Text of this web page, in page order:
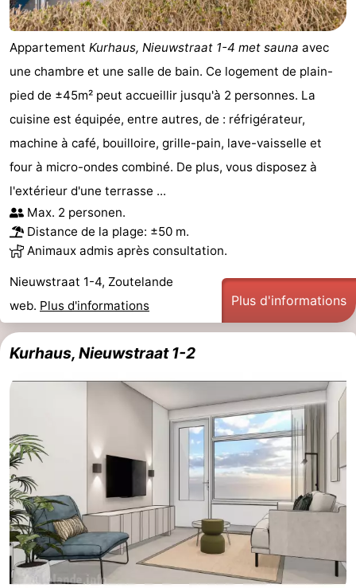
Appartement Kurhaus, Nieuwstraat 1-4 met sauna avec
une chambre et une salle de bain. Ce logement de plain-
pied de ±45m² peut accueillir jusqu'à 2 personnes. La
cuisine est équipée, entre autres, de : réfrigérateur,
machine à café, bouilloire, grille-pain, lave-vaisselle et
four à micro-ondes combiné. De plus, vous disposez à
l'extérieur d'une terrasse ...
Max. 2 personen.
Distance de la plage: ±50 m.
Animaux admis après consultation.
Nieuwstraat 1-4, Zoutelande
web. Plus d'informations Plus d'informations
Kurhaus, Nieuwstraat 1-2